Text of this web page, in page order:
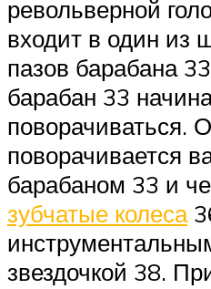
револьверной
входит в один из
пазов барабана
барабан 33
поворачиваться.
поворачивается
барабаном 33 и
зубчатые колеса
звездочкой 38.